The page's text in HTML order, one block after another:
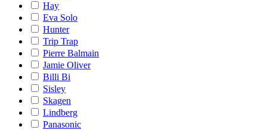
Hay
Eva Solo
Hunter
Trip Trap
Pierre Balmain
Jamie Oliver
Billi Bi
Sisley
Skagen
Lindberg
Panasonic